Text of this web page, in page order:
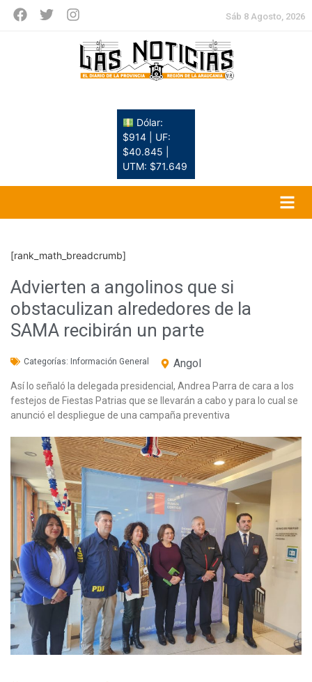
Sáb 8 Agosto, 2026
Dólar:
$914 | UF:
$40.845 |
UTM: $71.649
[rank_math_breadcrumb]
Advierten a angolinos que si
obstaculizan alrededores de la
SAMA recibirán un parte
Categorías: Información General Angol
Así lo señaló la delegada presidencial, Andrea Parra de cara a los
festejos de Fiestas Patrias que se llevarán a cabo y para lo cual se
anunció el despliegue de una campaña preventiva